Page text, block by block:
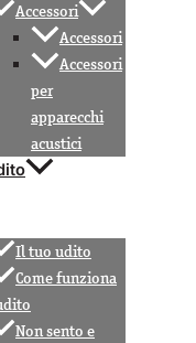
Accessori
Accessori
Accessori
per
apparecchi
acustici
Il tuo udito
Come funziona
Non sento e